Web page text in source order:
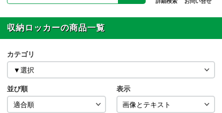
収納ロッカーの商品一覧
カテゴリ
並び順 表示